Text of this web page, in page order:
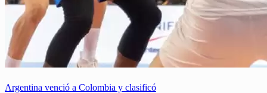
Argentina venció a Colombia y clasificó